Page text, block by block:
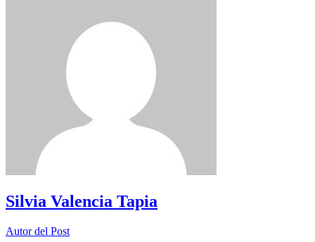
Silvia Valencia Tapia
Autor del Post